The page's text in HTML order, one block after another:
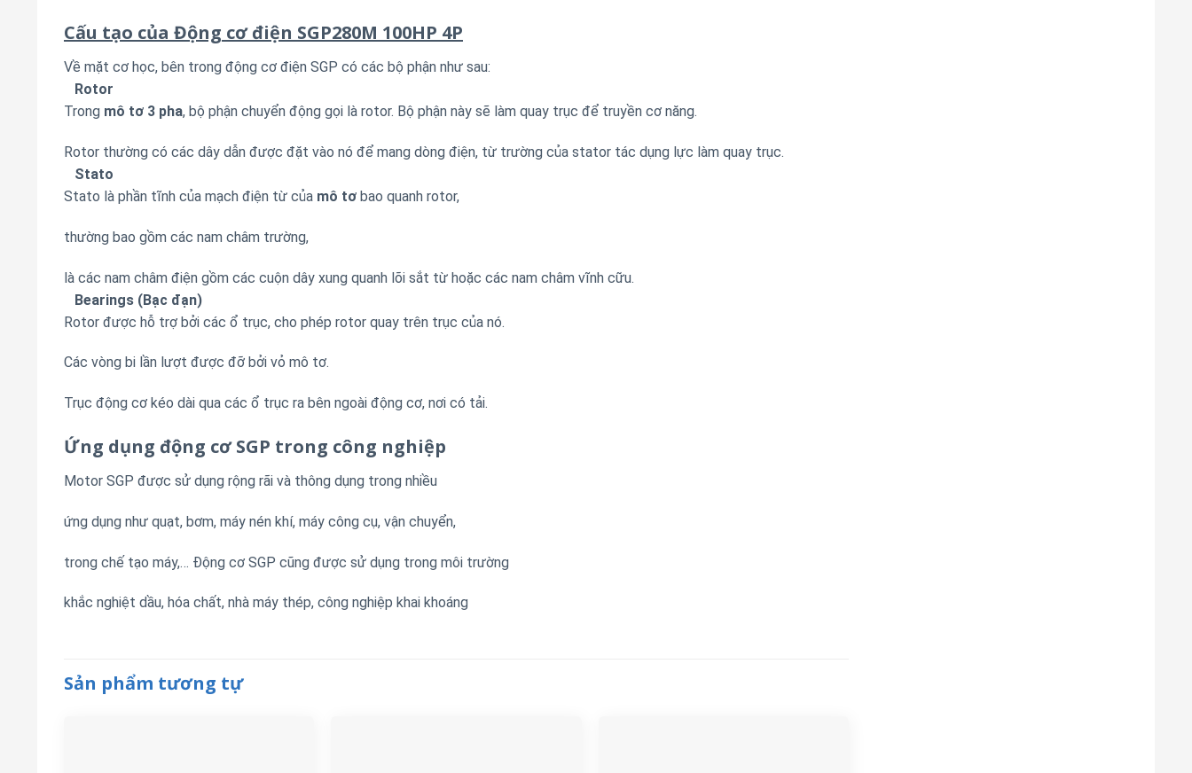
Cấu tạo của Động cơ điện SGP280M 100HP 4P
Về mặt cơ học, bên trong động cơ điện SGP có các bộ phận như sau:
Rotor
Trong mô tơ 3 pha, bộ phận chuyển động gọi là rotor. Bộ phận này sẽ làm quay trục để truyền cơ năng.
Rotor thường có các dây dẫn được đặt vào nó để mang dòng điện, từ trường của stator tác dụng lực làm quay trục.
Stato
Stato là phần tĩnh của mạch điện từ của mô tơ bao quanh rotor,
thường bao gồm các nam châm trường,
là các nam châm điện gồm các cuộn dây xung quanh lõi sắt từ hoặc các nam châm vĩnh cữu.
Bearings (Bạc đạn)
Rotor được hỗ trợ bởi các ổ trục, cho phép rotor quay trên trục của nó.
Các vòng bi lần lượt được đỡ bởi vỏ mô tơ.
Trục động cơ kéo dài qua các ổ trục ra bên ngoài động cơ, nơi có tải.
Ứng dụng động cơ SGP trong công nghiệp
Motor SGP được sử dụng rộng rãi và thông dụng trong nhiều
ứng dụng như quạt, bơm, máy nén khí, máy công cụ, vận chuyển,
trong chế tạo máy,… Động cơ SGP cũng được sử dụng trong môi trường
khắc nghiệt dầu, hóa chất, nhà máy thép, công nghiệp khai khoáng
Sản phẩm tương tự